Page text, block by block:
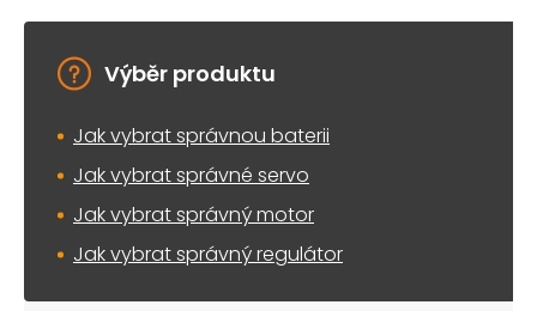
Výběr produktu
Jak vybrat správnou baterii
Jak vybrat správné servo
Jak vybrat správný motor
Jak vybrat správný regulátor